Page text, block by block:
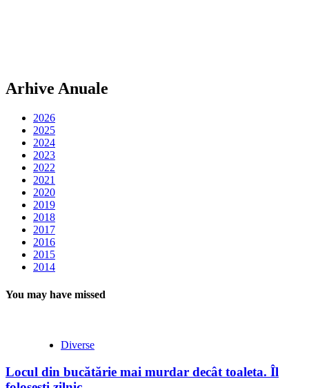
Arhive Anuale
2026
2025
2024
2023
2022
2021
2020
2019
2018
2017
2016
2015
2014
You may have missed
Diverse
Locul din bucătărie mai murdar decât toaleta. Îl